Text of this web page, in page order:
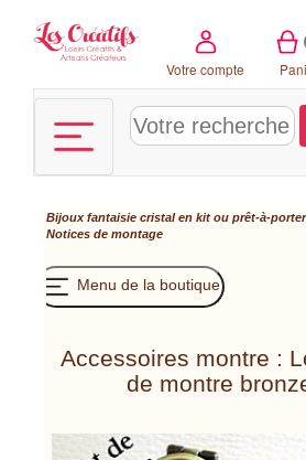
Votre compte
Bijoux fantaisie cristal en kit ou prêt-à-porter
Notices de montage
Menu de la boutique
Accessoires montre :
de montre